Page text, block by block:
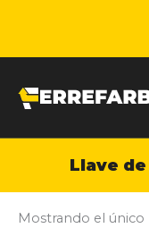
Llave
Mostrando el único